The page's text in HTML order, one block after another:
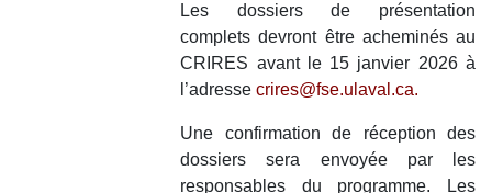
Les dossiers de présentation
complets devront être acheminés au
CRIRES avant le 15 janvier 2026à
l’adressecrires@fse.ulaval.ca.
Une confirmation de réception des
dossiers sera envoyée par les
responsables du programme. Les